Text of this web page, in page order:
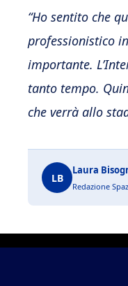
“Ho sentito che
professionistico
importante.
tanto tempo.
che verrà allo
LB
Laura
Redazione